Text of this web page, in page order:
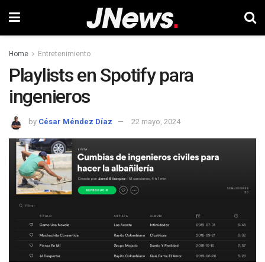
Home Entretenimiento
Playlists en Spotify para
ingenieros
by César Méndez Díaz 22 mayo, 2024